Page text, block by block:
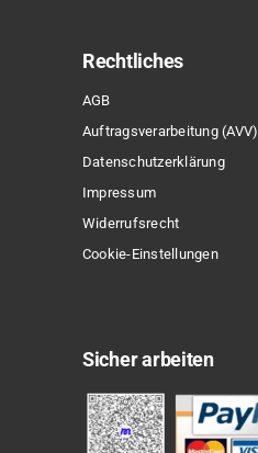
Rechtliches
AGB
Auftragsverarbeitung (AVV)
Datenschutzerklärung
Impressum
Widerrufsrecht
Cookie-Einstellungen
Sicher arbeiten